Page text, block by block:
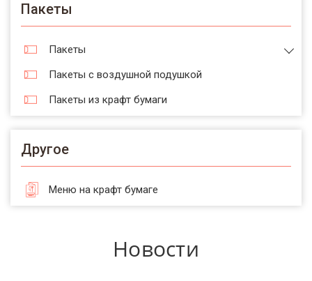
Пакеты
Пакеты
Пакеты с воздушной подушкой
Пакеты из крафт бумаги
Другое
Меню на крафт бумаге
Новости